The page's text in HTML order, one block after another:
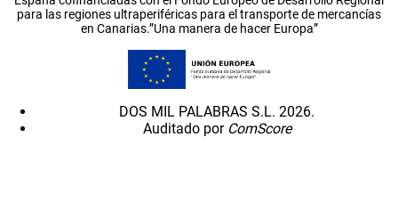
para las regiones ultraperiféricas para el transporte de mercancías
en Canarias.”Una manera de hacer Europa”
DOS MIL PALABRAS S.L. 2026.
Auditado por ComScore